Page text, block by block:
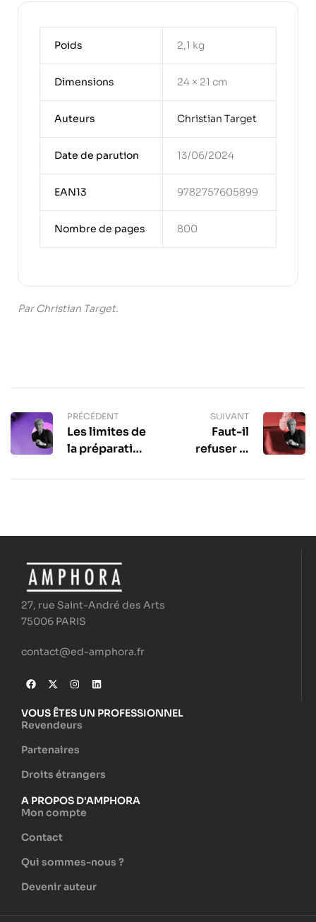
Poids 2,1 kg
Dimensions 24 × 21 cm
Auteurs Christian Target
Date de parution 13/06/2024
EAN13 9782757605899
Nombre de pages 800
Par Christian Target.
PRÉCÉDENT
Les limites de
la préparation
L’œil de
SUIVANT
Faut-il
refuser la
L’œil de
27, rue Saint-André des Arts
75006 PARIS
contact@ed-amphora.fr
VOUS ÊTES UN PROFESSIONNEL
Revendeurs
Partenaires
Droits étrangers
A PROPOS D'AMPHORA
Mon compte
Contact
Qui sommes-nous ?
Devenir auteur